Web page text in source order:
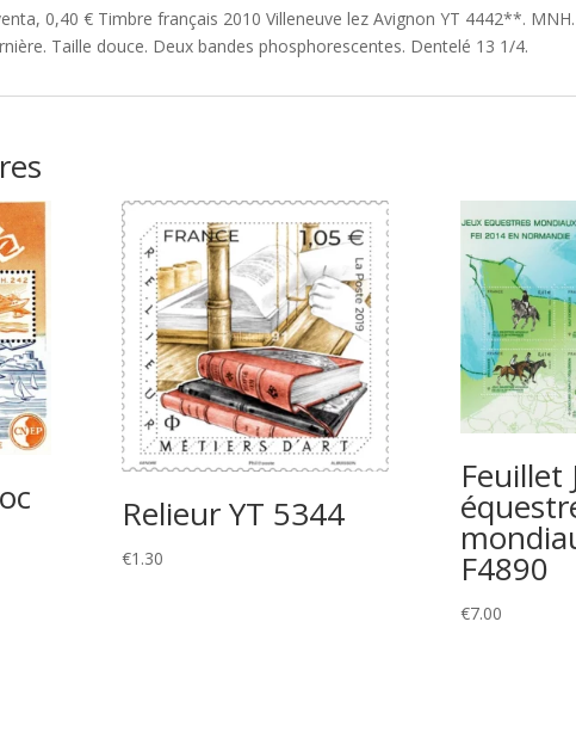
0,40 € Timbre français 2010 Villeneuve lez Avignon YT 4442**.
Taille douce. Deux bandes phosphorescentes. Dentelé 13 1/4.
Relieur YT 5344
€1.30
Feuillet
F4890
€7.00